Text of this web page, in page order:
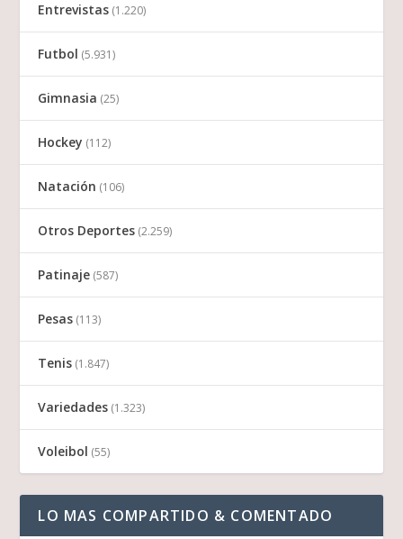
Entrevistas (1.220)
Futbol (5.931)
Gimnasia (25)
Hockey (112)
Natación (106)
Otros Deportes (2.259)
Patinaje (587)
Pesas (113)
Tenis (1.847)
Variedades (1.323)
Voleibol (55)
LO MAS COMPARTIDO & COMENTADO